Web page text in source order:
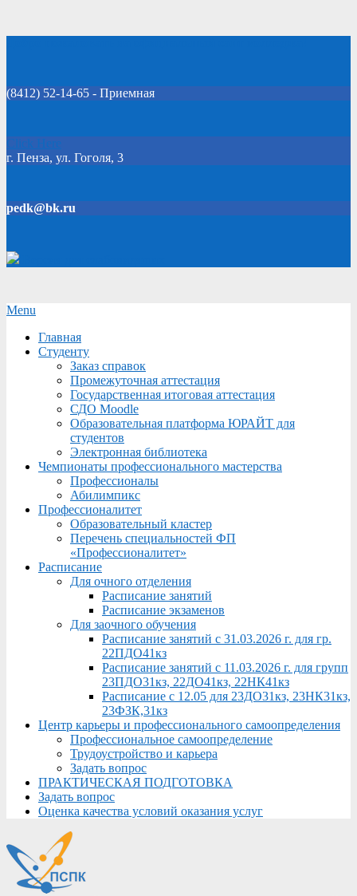
(8412) 52-14-65 - Приемная
Click Here
г. Пенза, ул. Гоголя, 3
pedk@bk.ru
Secondary
Menu
Menu
Главная
Студенту
Заказ справок
Промежуточная аттестация
Государственная итоговая аттестация
СДО Moodle
Образовательная платформа ЮРАЙТ для
студентов
Электронная библиотека
Чемпионаты профессионального мастерства
Профессионалы
Абилимпикс
Профессионалитет
Образовательный кластер
Перечень специальностей ФП
«Профессионалитет»
Расписание
Для очного отделения
Расписание занятий
Расписание экзаменов
Для заочного обучения
Расписание занятий с 31.03.2026 г. для гр.
22ПДО41кз
Расписание занятий с 11.03.2026 г. для групп
23ПДО31кз, 22ДО41кз, 22НК41кз
Расписание с 12.05 для 23ДО31кз, 23НК31кз,
23ФЗК,31кз
Центр карьеры и профессионального самоопределения
Профессиональное самоопределение
Трудоустройство и карьера
Задать вопрос
ПРАКТИЧЕСКАЯ ПОДГОТОВКА
Задать вопрос
Оценка качества условий оказания услуг